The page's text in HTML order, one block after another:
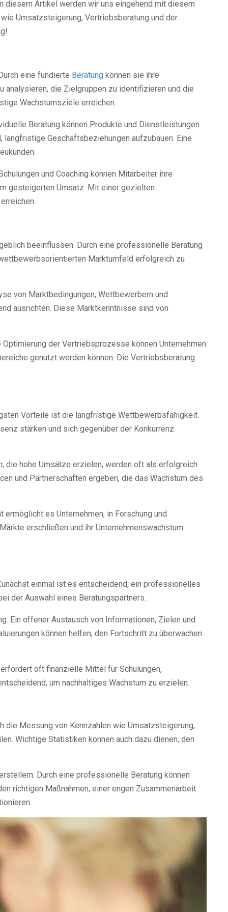
diesem Artikel werden wir uns eingehend mit diesem
Umsatzsteigerung, Vertriebsberatung und der
eine fundierte Beratung können sie ihre
die Zielgruppen zu identifizieren und die
Wachstumsziele erreichen.
Beratung können Produkte und Dienstleistungen
Geschäftsbeziehungen aufzubauen. Eine
und Coaching können Mitarbeiter ihre
gesteigerten Umsatz. Mit einer gezielten
beeinflussen. Durch eine professionelle Beratung
Marktumfeld erfolgreich zu
von Marktbedingungen, Wettbewerbern und
ausrichten. Diese Marktkenntnisse sind von
der Vertriebsprozesse können Unternehmen
genutzt werden können. Die Vertriebsberatung
Vorteile ist die langfristige Wettbewerbsfähigkeit.
stärken und sich gegenüber der Konkurrenz
die hohe Umsätze erzielen, werden oft als erfolgreich
und Partnerschaften ergeben, die das Wachstum des
es Unternehmen, in Forschung und
erschließen und ihr Unternehmenswachstum
einmal ist es entscheidend, ein professionelles
der Auswahl eines Beratungspartners.
Ein offener Austausch von Informationen, Zielen und
können helfen, den Fortschritt zu überwachen
oft finanzielle Mittel für Schulungen,
um nachhaltiges Wachstum zu erzielen.
Messung von Kennzahlen wie Umsatzsteigerung,
Wichtige Statistiken können auch dazu dienen, den
Durch eine professionelle Beratung können
richtigen Maßnahmen, einer engen Zusammenarbeit